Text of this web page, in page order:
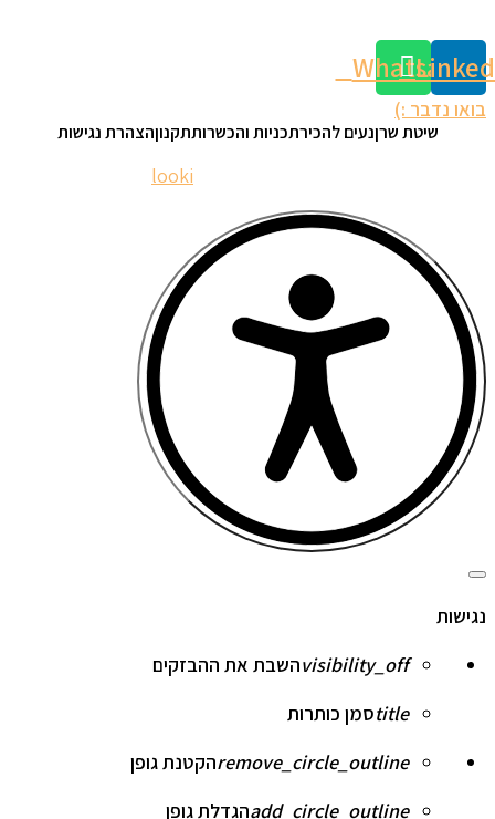
Whatsapp
בואו נדבר :)
שיטת שרןנעים להכירתכניות והכשרותתקנוןהצהרת נגישות
looki
סגור
סרגל
של
נגישות
נגישות
visibility_offהשבת את ההבזקים
titleסמן כותרות
remove_circle_outlineהקטנת גופן
add_circle_outlineהגדלת גופן